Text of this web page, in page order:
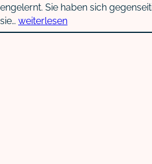
Sie haben sich
weiterlesen